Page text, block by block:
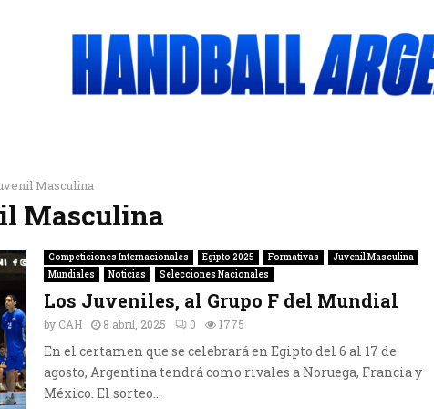
Masculina
Masculina
Competiciones Internacionales Egipto 2025 Formativas
Juvenil Masculina
Mundiales
Noticias Selecciones Nacionales
Los Juveniles, al Grupo F del Mundial
by CAH 8 abril, 2025 0 1775
En el certamen que se celebrará en Egipto del 6 al 17 de
agosto, Argentina tendrá como rivales a Noruega, Francia y
México. El sorteo...